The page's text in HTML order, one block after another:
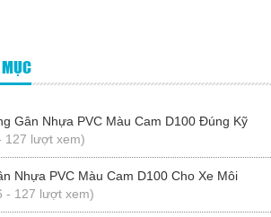
Gân Nhựa PVC Màu Cam D100 Đúng Kỹ
127 lượt xem)
Nhựa PVC Màu Cam D100 Cho Xe Môi
- 127 lượt xem)